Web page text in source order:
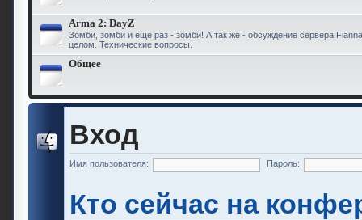
Arma 2: DayZ
Зомби, зомби и еще раз - зомби! А так же - обсуждение сервера
целом. Технические вопросы.
Общее
Вход
Имя пользователя: Пароль:
Кто сейчас на